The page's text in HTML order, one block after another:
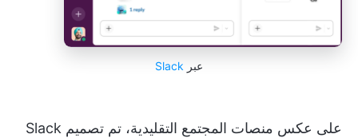
عبر Slack
على عكس منصات المجتمع التقليدية، تم تصميم Slack